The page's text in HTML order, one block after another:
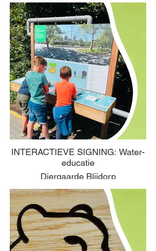
INTERACTIEVE SIGNING: Water-
educatie
Diergaarde Blijdorp